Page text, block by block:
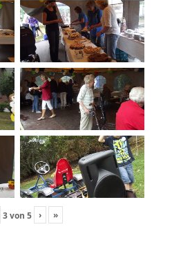
3von 5 › »